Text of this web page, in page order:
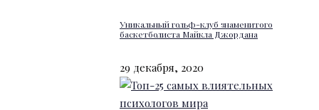
Уникальный гольф-клуб знаменитого
баскетболиста Майкла Джордана
29 декабря, 2020